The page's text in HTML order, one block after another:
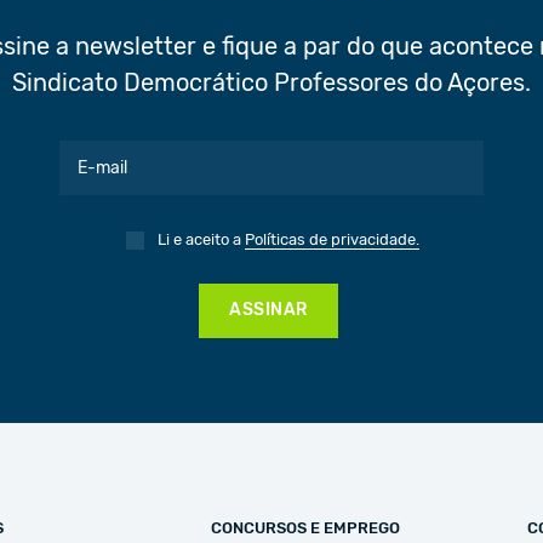
a newsletter e fique a par do que acontece
Sindicato Democrático Professores do Açores.
Li e aceito a Políticas de privacidade.
ASSINAR
CONCURSOS E EMPREGO